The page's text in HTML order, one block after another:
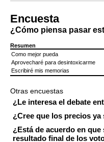
Encuesta
¿Cómo piensa pasar
Resumen
Como mejor pueda
Aprovecharé para desintoxicarme
Escribiré mis memorias
Otras encuestas
¿Le interesa el debate
¿Cree que los precios ya
¿Está de acuerdo en
resultado final de los